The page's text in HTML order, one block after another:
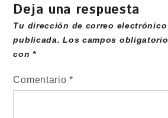
Deja una respuesta
Tu dirección de correo
publicada. Los campos
con*
Comentario*